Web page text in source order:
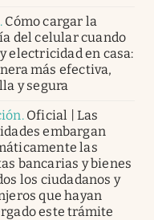
. Cómo cargar la
del celular cuando
electricidad en casa:
más efectiva,
y segura
. Oficial | Las
embargan
las
bancarias y bienes
los ciudadanos y
que hayan
este trámite